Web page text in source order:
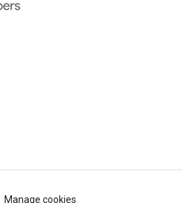
Manage cookies